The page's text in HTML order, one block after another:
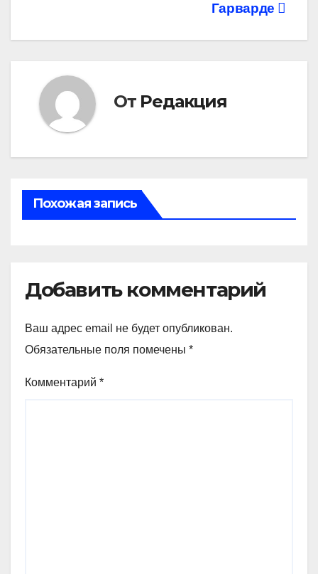
Гарварде
От Редакция
Похожая запись
Добавить комментарий
Ваш адрес email не будет опубликован.
Обязательные поля помечены *
Комментарий *